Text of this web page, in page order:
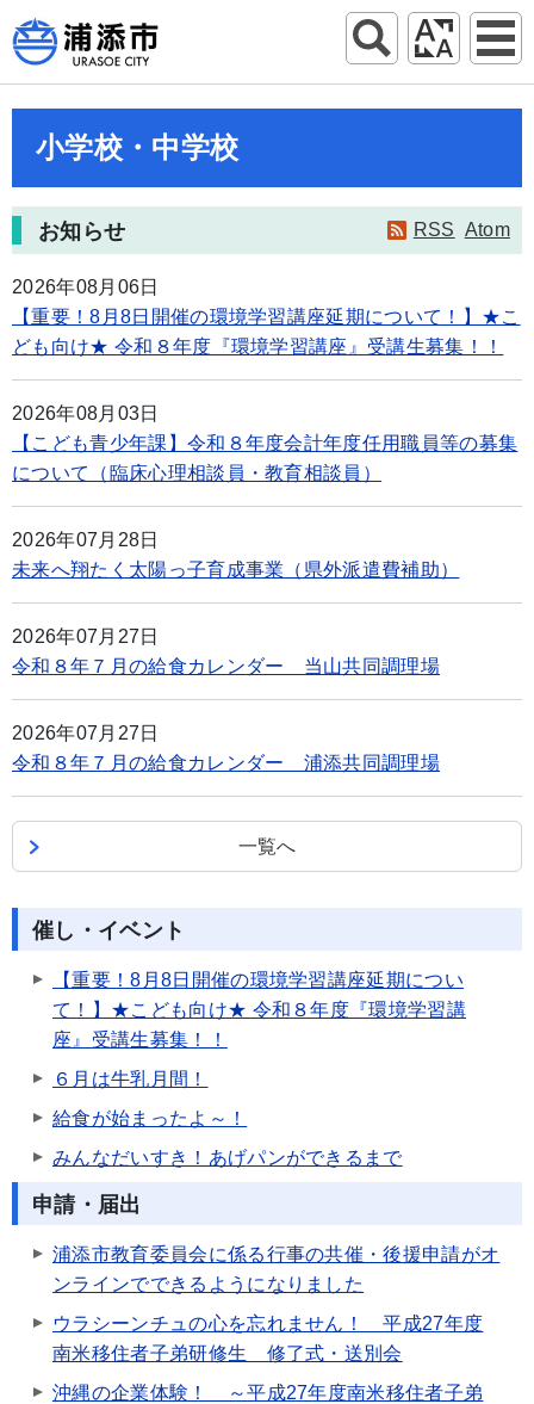
小学校・中学校
お知らせ RSS Atom
2026年08月06日
【重要！8月8日開催の環境学習講座延期について！】★こ
ども向け★ 令和８年度『環境学習講座』受講生募集！！
2026年08月03日
【こども青少年課】令和８年度会計年度任用職員等の募集
について（臨床心理相談員・教育相談員）
2026年07月28日
未来へ翔たく太陽っ子育成事業（県外派遣費補助）
2026年07月27日
令和８年７月の給食カレンダー 当山共同調理場
2026年07月27日
令和８年７月の給食カレンダー 浦添共同調理場
一覧へ
催し・イベント
【重要！8月8日開催の環境学習講座延期につい
て！】★こども向け★ 令和８年度『環境学習講
座』受講生募集！！
６月は牛乳月間！
給食が始まったよ～！
みんなだいすき！あげパンができるまで
申請・届出
浦添市教育委員会に係る行事の共催・後援申請がオ
ンラインでできるようになりました
ウラシーンチュの心を忘れません！ 平成27年度
南米移住者子弟研修生 修了式・送別会
沖縄の企業体験！ ～平成27年度南米移住者子弟